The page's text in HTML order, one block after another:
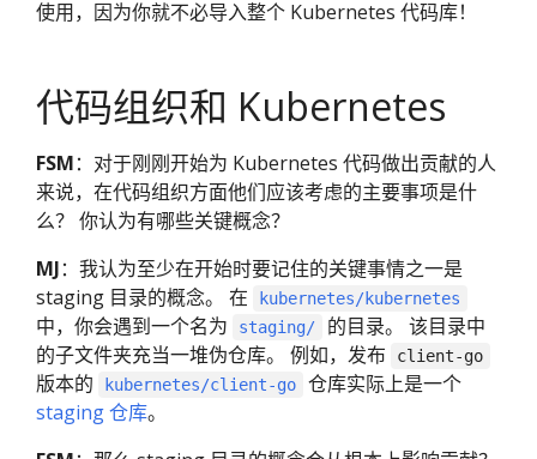
使用，因为你就不必导入整个 Kubernetes 代码库！
代码组织和 Kubernetes
FSM：对于刚刚开始为 Kubernetes 代码做出贡献的人
来说，在代码组织方面他们应该考虑的主要事项是什
么？ 你认为有哪些关键概念？
MJ：我认为至少在开始时要记住的关键事情之一是
staging 目录的概念。 在
kubernetes/kubernetes
中，你会遇到一个名为 staging/
的目录。 该目录中
的子文件夹充当一堆伪仓库。 例如，发布
client-go
版本的 kubernetes/client-go
仓库实际上是一个
staging 仓库。